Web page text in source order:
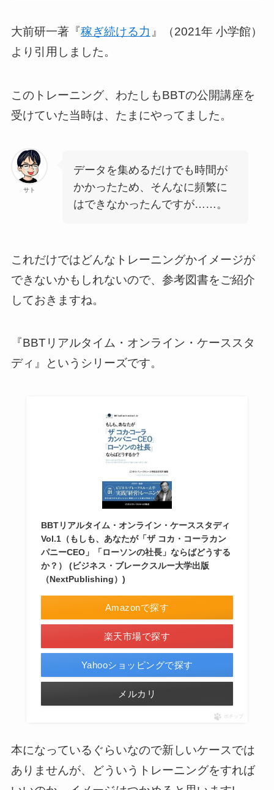
大前研一著『稼ぎ続ける力 』（2021年 小学館）
より引用しました。
このトレーニング、わたしもBBTの公開講座を
受けていた当時は、たまにやってました。
サト
データを集めるだけでも時間が
かかったため、そんなに頻繁に
はできなかったんですが……。
これだけではどんなトレーニングかイメージが
できないかもしれないので、参考図書をご紹介
しておきますね。
『BBTリアルタイム・オンライン・ケーススタ
ディ』というシリーズです。
BBTリアルタイム・オンライン・ケーススタディ
Vol.1（もしも、あなたが「ザ コカ・コーラカン
パニーCEO」「ローソンの社長」ならばどうする
か？） (ビジネス・ブレークスルー大学出版
（NextPublishing）)
Amazonで探す
楽天市場で探す
Yahooショッピングで探す
メルカリ
ポチップ
本になっているぐらいなので新しいケースでは
ありませんが、どういうトレーニングをすれば